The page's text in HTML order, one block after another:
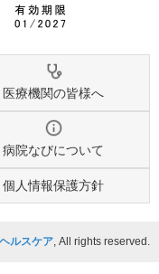
医療機関の皆様へ
病院なびについて
個人情報保護方針
ルスケア, All rights reserved.